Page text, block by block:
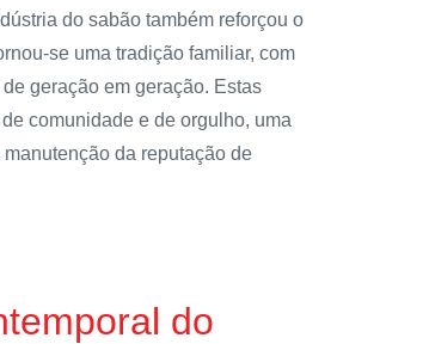
do sabão também reforçou o
se uma tradição familiar, com
geração em geração. Estas
comunidade e de orgulho, uma
da reputação de
do